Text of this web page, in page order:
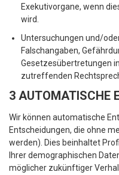
Exekutivorgane, wenn
wird.
Untersuchungen und/
Falschangaben,
Gesetzesübertretungen
zutreffenden
3 AUTOMATISCHE
Wir können automatische
Entscheidungen, die ohne
werden). Dies beinhaltet
Ihrer demographischen
möglicher zukünftiger